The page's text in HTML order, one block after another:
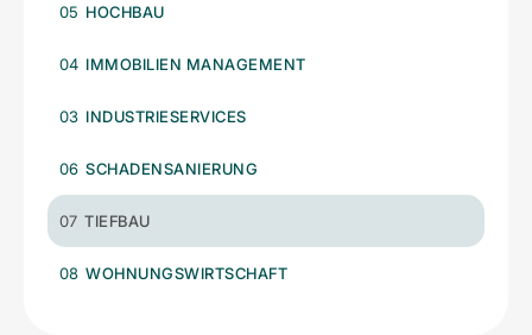
05 HOCHBAU
04 IMMOBILIEN MANAGEMENT
03 INDUSTRIESERVICES
06 SCHADENSANIERUNG
07 TIEFBAU
08 WOHNUNGSWIRTSCHAFT